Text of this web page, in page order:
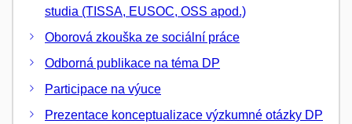
studia (TISSA, EUSOC, OSS apod.)
Oborová zkouška ze sociální práce
Odborná publikace na téma DP
Participace na výuce
Prezentace konceptualizace výzkumné otázky DP